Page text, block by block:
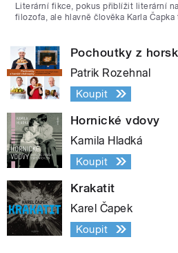
Literární fikce, pokus přiblížit literární
filozofa, ale hlavně člověka Karla Čapka
Pochoutky z
Patrik Rozehnal
Koupit
Hornické vdovy
Kamila Hladká
Koupit
Krakatit
Karel Čapek
Koupit